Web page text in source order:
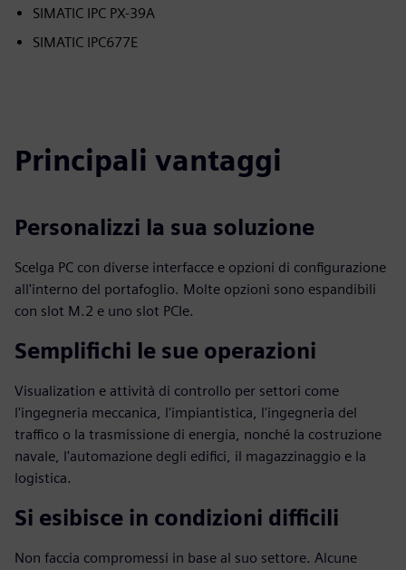
SIMATIC IPC PX-39A
SIMATIC IPC677E
Principali vantaggi
Personalizzi la sua soluzione
Scelga PC con diverse interfacce e opzioni di configurazione
all'interno del portafoglio. Molte opzioni sono espandibili
con slot M.2 e uno slot PCIe.
Semplifichi le sue operazioni
Visualization e attività di controllo per settori come
l'ingegneria meccanica, l'impiantistica, l'ingegneria del
traffico o la trasmissione di energia, nonché la costruzione
navale, l'automazione degli edifici, il magazzinaggio e la
logistica.
Si esibisce in condizioni difficili
Non faccia compromessi in base al suo settore. Alcune